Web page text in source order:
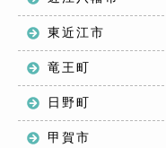
東近江市
竜王町
日野町
甲賀市